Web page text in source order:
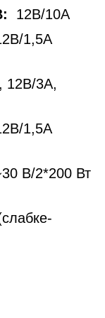
12В/10А
1,5А
12В/3А,
1,5А
В/2*200 Вт